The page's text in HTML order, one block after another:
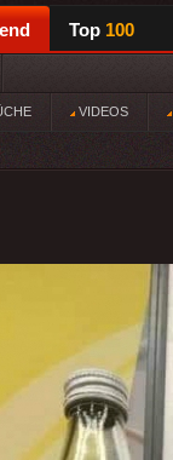
Top 100
VIDEOS